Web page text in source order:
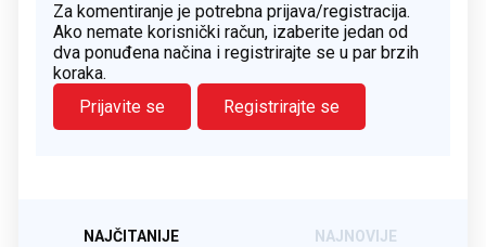
Za komentiranje je potrebna prijava/registracija.
Ako nemate korisnički račun, izaberite jedan od
dva ponuđena načina i registrirajte se u par brzih
koraka.
Prijavite se
Registrirajte se
NAJČITANIJE NAJNOVIJE